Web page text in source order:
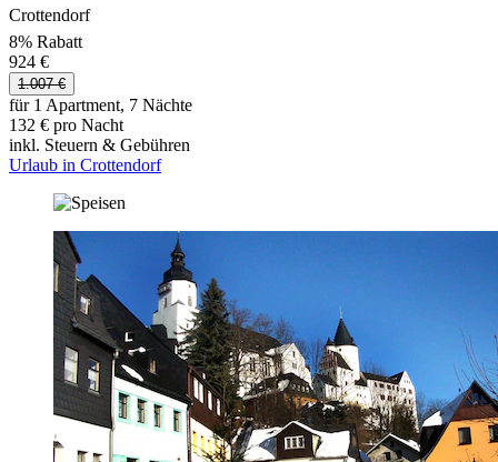
Crottendorf
8% Rabatt
924 €
1.007 €
für 1 Apartment, 7 Nächte
132 € pro Nacht
inkl. Steuern & Gebühren
Urlaub in Crottendorf